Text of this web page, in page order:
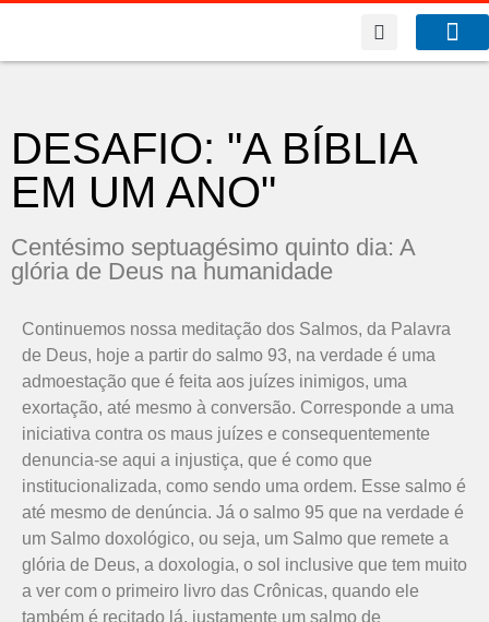
DESAFIO: "A BÍBLIA
EM UM ANO"
Centésimo septuagésimo quinto dia: A
glória de Deus na humanidade
Continuemos nossa meditação dos Salmos, da Palavra
de Deus, hoje a partir do salmo 93, na verdade é uma
admoestação que é feita aos juízes inimigos, uma
exortação, até mesmo à conversão. Corresponde a uma
iniciativa contra os maus juízes e consequentemente
denuncia-se aqui a injustiça, que é como que
institucionalizada, como sendo uma ordem. Esse salmo é
até mesmo de denúncia. Já o salmo 95 que na verdade é
um Salmo doxológico, ou seja, um Salmo que remete a
glória de Deus, a doxologia, o sol inclusive que tem muito
a ver com o primeiro livro das Crônicas, quando ele
também é recitado lá, justamente um salmo de